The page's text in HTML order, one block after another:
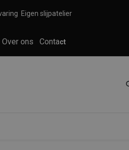
Eigen slijpatelier
Over ons Contact